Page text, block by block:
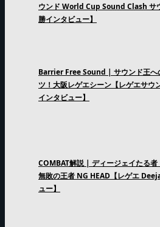
ウンド World Cup Sound Clash サ
勝インタビュー】
Barrier Free Sound | サウンド王へ
ツ！大阪レゲエシーン【レゲエサウ
インタビュー】
COMBAT解説 | ディージェイたる者
無敗の王者 NG HEAD【レゲエ
ュー】